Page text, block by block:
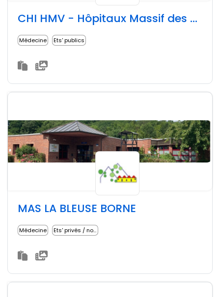
CHI HMV - Hôpitaux Massif des Vosges
Médecine Ets' publics
MAS LA BLEUSE BORNE
Médecine Ets' privés / non lucratifs